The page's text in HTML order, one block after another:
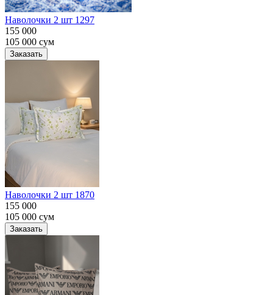
Наволочки 2 шт 1297
155 000
105 000 сум
Заказать
Наволочки 2 шт 1870
155 000
105 000 сум
Заказать